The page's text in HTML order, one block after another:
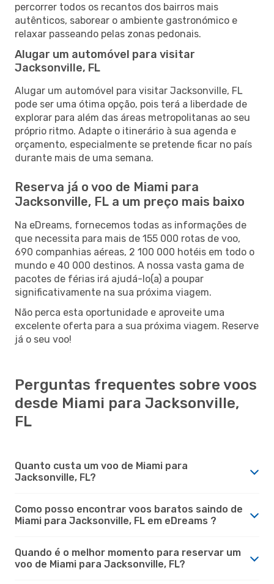
percorrer todos os recantos dos bairros mais
autênticos, saborear o ambiente gastronómico e
relaxar passeando pelas zonas pedonais.
Alugar um automóvel para visitar
Jacksonville, FL
Alugar um automóvel para visitar Jacksonville, FL
pode ser uma ótima opção, pois terá a liberdade de
explorar para além das áreas metropolitanas ao seu
próprio ritmo. Adapte o itinerário à sua agenda e
orçamento, especialmente se pretende ficar no país
durante mais de uma semana.
Reserva já o voo de Miami para
Jacksonville, FL a um preço mais baixo
Na eDreams, fornecemos todas as informações de
que necessita para mais de 155 000 rotas de voo,
690 companhias aéreas, 2 100 000 hotéis em todo o
mundo e 40 000 destinos. A nossa vasta gama de
pacotes de férias irá ajudá-lo(a) a poupar
significativamente na sua próxima viagem.
Não perca esta oportunidade e aproveite uma
excelente oferta para a sua próxima viagem. Reserve
já o seu voo!
Perguntas frequentes sobre voos
desde Miami para Jacksonville,
FL
Quanto custa um voo de Miami para
Jacksonville, FL?
Como posso encontrar voos baratos saindo de
Miami para Jacksonville, FL em eDreams ?
Quando é o melhor momento para reservar um
voo de Miami para Jacksonville, FL?